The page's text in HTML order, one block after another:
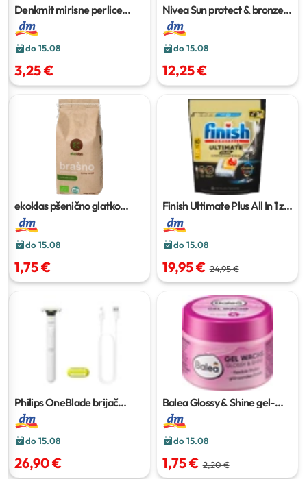
Denkmit mirisne perlice
Golden Feeling
do 15.08
3,25 €
Nivea Sun protect & bronze
sprej za sunčanje ZF 30
ml
do 15.08
12,25 €
ekoklas pšenično glatko
bijelo brašno T-550
do 15.08
1,75 €
Finish Ultimate Plus All In 1 za
strojno pranje posuđa Lemon
90 kom
do 15.08
19,95 € 24,95 €
Philips OneBlade brijač
Intimate
do 15.08
26,90 €
Balea Glossy & Shine gel-
vosak za sjaj kose
do 15.08
1,75 € 2,20 €